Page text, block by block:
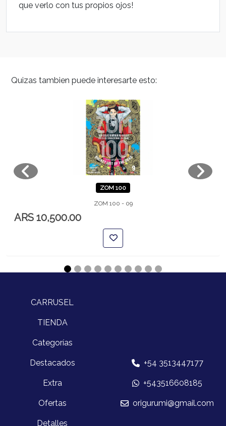
que verlo con tus propios ojos!
Quizas tambien puede interesarte esto:
ZOM 100
ZOM 100 - 09
ARS 10,500.00
CARRUSEL
TIENDA
Categorías
Destacados
Extra
Ofertas
Detalles
+54 3513447177
+543516608185
origurumi@gmail.com